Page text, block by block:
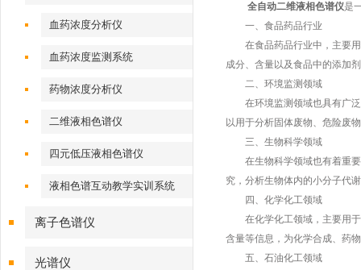
全自动二维液相色谱仪是
一、食品药品行业
在食品药品行业中，主要用
成分、含量以及食品中的添加
二、环境监测领域
在环境监测领域也具有广泛
以用于分析固体废物、危险废
三、生物科学领域
在生物科学领域也有着重要
究，分析生物体内的小分子代
四、化学化工领域
在化学化工领域，主要用于
含量等信息，为化学合成、药
五、石油化工领域
血药浓度分析仪
血药浓度监测系统
药物浓度分析仪
二维液相色谱仪
四元低压液相色谱仪
液相色谱互动教学实训系统
离子色谱仪
光谱仪